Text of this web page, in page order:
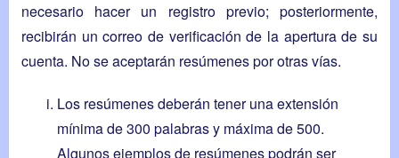
necesario hacer un registro previo; posteriormente,
recibirán un correo de verificación de la apertura de su
cuenta. No se aceptarán resúmenes por otras vías.
Los resúmenes deberán tener una extensión
mínima de 300 palabras y máxima de 500.
Algunos ejemplos de resúmenes podrán ser